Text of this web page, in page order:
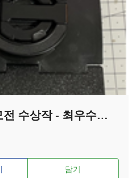
[2025년 공모전 수상작 - 최우수상] 맥세이프 자석 기반 허벅지 핸드폰 거치대
담기